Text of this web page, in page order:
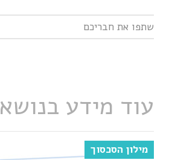
עוד מידע בנושא
מילון הסכסוך